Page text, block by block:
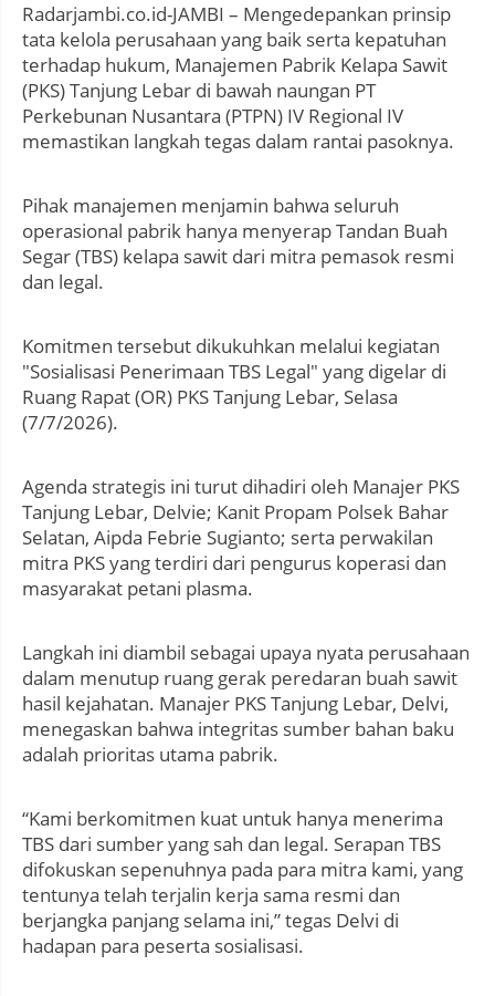
Radarjambi.co.id-JAMBI – Mengedepankan prinsip
tata kelola perusahaan yang baik serta kepatuhan
terhadap hukum, Manajemen Pabrik Kelapa Sawit
(PKS) Tanjung Lebar di bawah naungan PT
Perkebunan Nusantara (PTPN) IV Regional IV
memastikan langkah tegas dalam rantai pasoknya.
Pihak manajemen menjamin bahwa seluruh
operasional pabrik hanya menyerap Tandan Buah
Segar (TBS) kelapa sawit dari mitra pemasok resmi
dan legal.
Komitmen tersebut dikukuhkan melalui kegiatan
"Sosialisasi Penerimaan TBS Legal" yang digelar di
Ruang Rapat (OR) PKS Tanjung Lebar, Selasa
(7/7/2026).
Agenda strategis ini turut dihadiri oleh Manajer PKS
Tanjung Lebar, Delvie; Kanit Propam Polsek Bahar
Selatan, Aipda Febrie Sugianto; serta perwakilan
mitra PKS yang terdiri dari pengurus koperasi dan
masyarakat petani plasma.
Langkah ini diambil sebagai upaya nyata perusahaan
dalam menutup ruang gerak peredaran buah sawit
hasil kejahatan. Manajer PKS Tanjung Lebar, Delvi,
menegaskan bahwa integritas sumber bahan baku
adalah prioritas utama pabrik.
“Kami berkomitmen kuat untuk hanya menerima
TBS dari sumber yang sah dan legal. Serapan TBS
difokuskan sepenuhnya pada para mitra kami, yang
tentunya telah terjalin kerja sama resmi dan
berjangka panjang selama ini,” tegas Delvi di
hadapan para peserta sosialisasi.